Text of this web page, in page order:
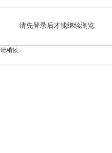
索
请先登录后才能继续浏览
请稍候...